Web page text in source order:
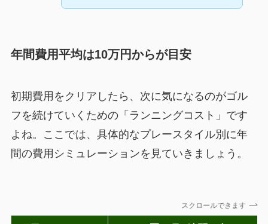
年間費用平均は10万円からが目安
初期費用をクリアしたら、次に気になるのがゴル
フを続けていくための「ランニングコスト」です
よね。ここでは、具体的なプレースタイル別に年
間の費用シミュレーションを見ていきましょう。
スクロールできます